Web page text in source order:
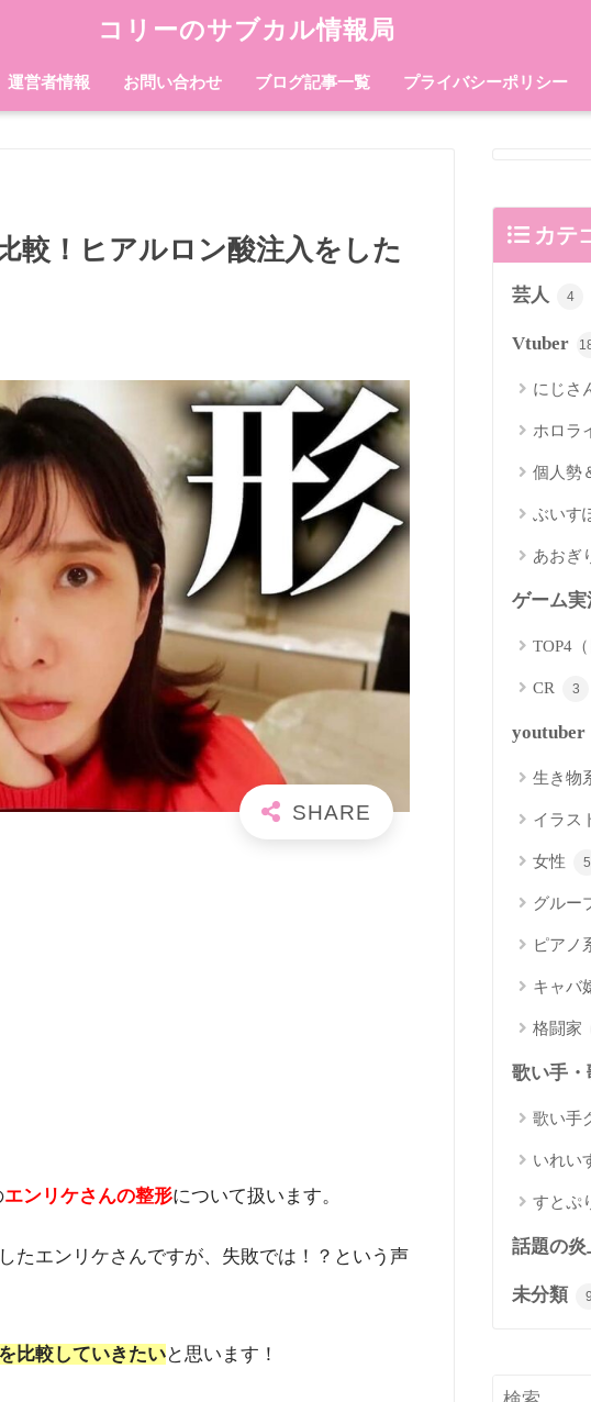
コリーのサブカル情報局
運営者情報 お問い合わせ ブログ記事一覧 プライバシーポリシー
較！ヒアルロン酸注入をした
エンリケさんの整形について扱います。
たエンリケさんですが、失敗では！？という声
比較していきたいと思います！
カテ
芸人 4
Vtuber
にじさ
ホロラ
個人勢
ぶいす
あおぎ
ゲーム
TOP4
CR 3
youtuber
生き物
イラス
女性 5
グルー
ピアノ
キャバ
格闘家
歌い手・
歌い手
いれい
すとぷ
話題の
未分類 9